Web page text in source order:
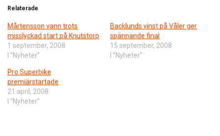
Relaterade
Mårtensson vann trots
misslyckad start på Knutstorp
1 september, 2008
I ”Nyheter”
Backlunds vinst på Våler ger
spännande final
15 september, 2008
I ”Nyheter”
Pro Superbike
premiärstartade
21 april, 2008
I ”Nyheter”